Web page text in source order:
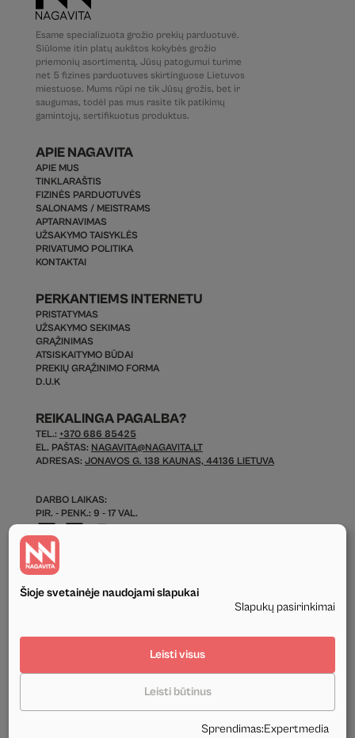
Esame specializuota grožio prekių parduotuvė.
Siūlome itin platų aukštos kokybės grožio
priemonių asortimentą. Jūsų patogumui turime
net 5 fizines parduotuves skirtinguose Lietuvos
miestuose. Mums rūpi ne tik Jūsų grožis, bet ir
saugumas, todėl pas mus rasite tik patikimų
gamintojų, sertifikuotus produktus.
APIE NAGAVITA
APIE MUS
TINKLARAŠTIS
FIZINĖS PARDUOTUVĖS
SALONAMS / MEISTRAMS
APTARNAVIMAS
UŽSAKYMO TAISYKLĖS
PRIVATUMO POLITIKA
KONTAKTAI
PERKANTIEMS INTERNETU
PRISTATYMAS
UŽSAKYMO SEKIMAS
GRĄŽINIMAS
ATSISKAITYMO BŪDAI
PREKIŲ GRĄŽINIMO FORMA
D.U.K
REIKALINGA PAGALBA?
TEL.: +370 686 85425
EL. PAŠTAS: NAGAVITA@NAGAVITA.LT
ADRESAS: JONAVOS G. 138 KAUNAS, 44136 LIETUVA
DARBO LAIKAS:
PIR. - PENK.: 9 - 17 VAL.
© 2026 Visos Teisės Saugomos.
Tekstinis ir grafinis svetainės turinys priklauso UAB Nagavita ir negali būti
Šioje svetainėje naudojami slapukai
Slapukų pasirinkimai
Leisti būtinus
Leisti visus
Sprendimas:Expertmedia